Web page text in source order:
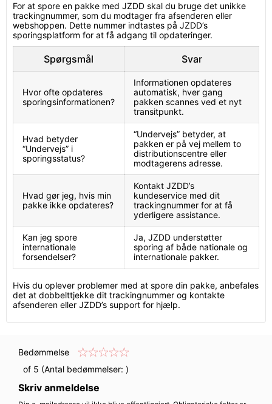
For at spore en pakke med JZDD skal du bruge det unikke
trackingnummer, som du modtager fra afsenderen eller
webshoppen. Dette nummer indtastes på JZDD’s
sporingsplatform for at få adgang til opdateringer.
Spørgsmål Svar
Hvor ofte opdateres
sporingsinformationen?
Informationen opdateres
automatisk, hver gang
pakken scannes ved et nyt
transitpunkt.
Hvad betyder
“Undervejs” i
sporingsstatus?
“Undervejs” betyder, at
pakken er på vej mellem to
distributionscentre eller
modtagerens adresse.
Hvad gør jeg, hvis min
pakke ikke opdateres?
Kontakt JZDD’s
kundeservice med dit
trackingnummer for at få
yderligere assistance.
Kan jeg spore
internationale
forsendelser?
Ja, JZDD understøtter
sporing af både nationale og
internationale pakker.
Hvis du oplever problemer med at spore din pakke, anbefales
det at dobbelttjekke dit trackingnummer og kontakte
afsenderen eller JZDD’s support for hjælp.
Bedømmelse
of 5 (Antal bedømmelser: )
Skriv anmeldelse